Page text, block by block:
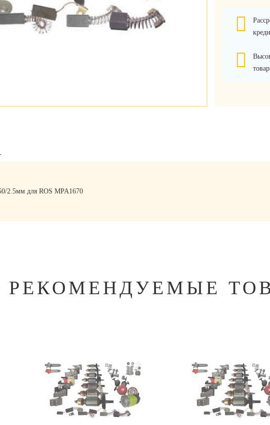
2.5мм для ROS MPA1670
РЕКОМЕНДУЕМЫЕ